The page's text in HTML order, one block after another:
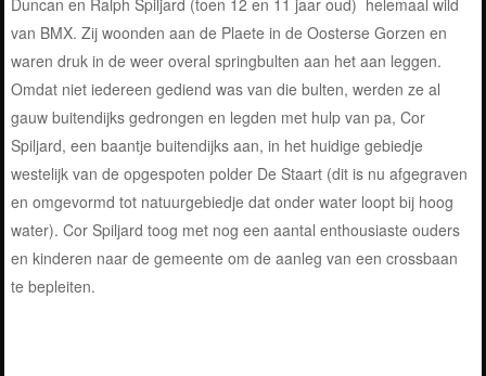
Duncan en Ralph Spiljard (toen 12 en 11 jaar oud) helemaal wild
van BMX. Zij woonden aan de Plaete in de Oosterse Gorzen en
waren druk in de weer overal springbulten aan het aan leggen.
Omdat niet iedereen gediend was van die bulten, werden ze al
gauw buitendijks gedrongen en legden met hulp van pa, Cor
Spiljard, een baantje buitendijks aan, in het huidige gebiedje
westelijk van de opgespoten polder De Staart (dit is nu afgegraven
en omgevormd tot natuurgebiedje dat onder water loopt bij hoog
water). Cor Spiljard toog met nog een aantal enthousiaste ouders
en kinderen naar de gemeente om de aanleg van een crossbaan
te bepleiten.